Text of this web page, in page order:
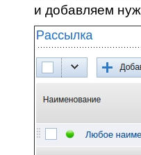
и добавляем